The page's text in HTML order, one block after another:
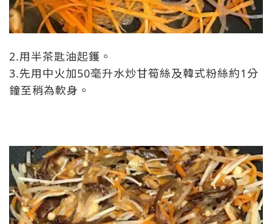
2.用半茶匙油起鑊。
3.先用中火加50毫升水炒甘筍絲及韓式粉絲約1分
鐘至稍為軟身。